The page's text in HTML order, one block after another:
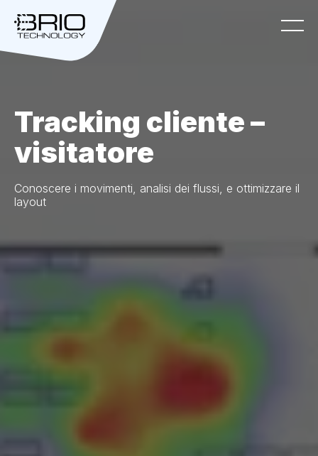
Main
Navigation
Home
Servizi
Tracking cliente –
visitatore
Conoscere i movimenti, analisi dei flussi, e ottimizzare il
layout